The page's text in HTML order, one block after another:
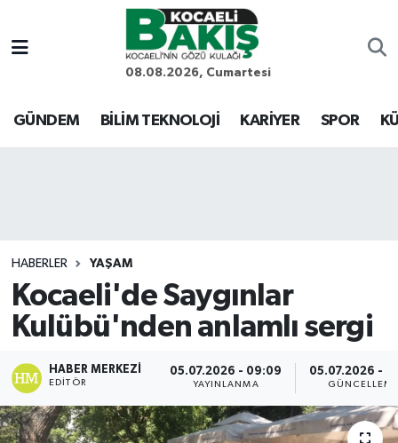
08.08.2026, Cumartesi
GÜNDEM BİLİM TEKNOLOJİ KARİYER SPOR
HABERLER YAŞAM
Kocaeli'de Saygınlar
Kulübü'nden anlamlı sergi
HABER MERKEZI
EDITÖR
05.07.2026 - 09:09
YAYINLANMA
05.07.2026 -
Kocaeli Nöbetçi Eczaneler
Kocaeli Hava Durumu
Son Dakika Haberleri
Haber Arşivi